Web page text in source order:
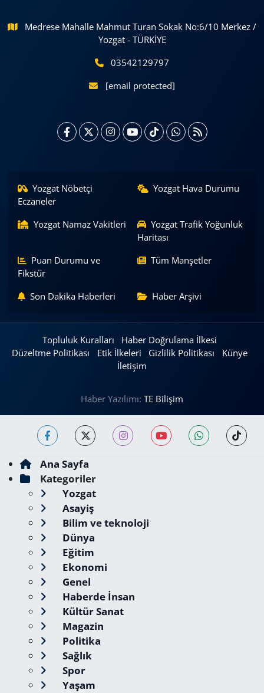
Medrese Mahalle Mahmut Turan Sokak No:6/10 Merkez /
Yozgat - TÜRKİYE
03542129797
[email protected]
Yozgat Nöbetçi
Eczaneler
Yozgat Hava Durumu
Yozgat Namaz Vakitleri
Yozgat Trafik Yoğunluk
Haritası
Puan Durumu ve
Fikstür
Tüm Manşetler
Son Dakika Haberleri Haber Arşivi
Topluluk Kuralları
Haber Doğrulama İlkesi
Düzeltme Politikası
Etik İlkeleri Gizlilik Politikası
Künye
İletişim
Haber Yazılımı: TE Bilişim
Ana Sayfa
Kategoriler
Yozgat
Asayiş
Bilim ve teknoloji
Dünya
Eğitim
Ekonomi
Genel
Haberde İnsan
Kültür Sanat
Magazin
Politika
Sağlık
Spor
Yaşam